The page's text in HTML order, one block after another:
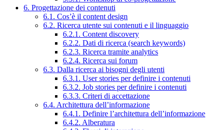
6. Progettazione dei contenuti
6.1. Cos’è il content design
6.2. Ricerca utente sui contenuti e il linguaggio
6.2.1. Content discovery
6.2.2. Dati di ricerca (search keywords)
6.2.3. Ricerca tramite analytics
6.2.4. Ricerca sui forum
6.3. Dalla ricerca ai bisogni degli utenti
6.3.1. User stories per definire i contenuti
6.3.2. Job stories per definire i contenuti
6.3.3. Criteri di accettazione
6.4. Architettura dell’informazione
6.4.1. Definire l’architettura dell’informazione
6.4.2. Alberatura